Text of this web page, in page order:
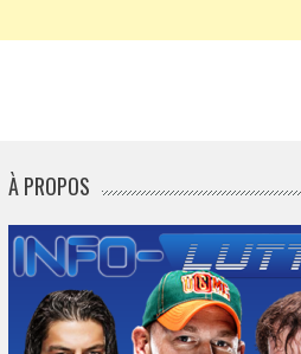
À PROPOS